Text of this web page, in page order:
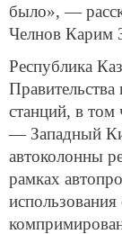
было», —
Челнов Карим
Республика
Правительства
станций, в том
— Западный
автоколонны
рамках